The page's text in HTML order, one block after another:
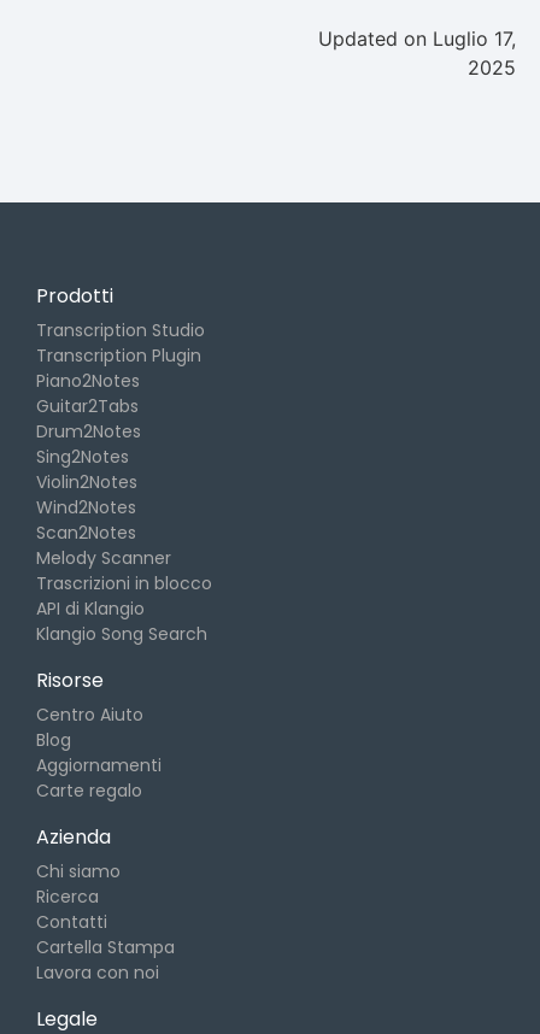
Updated on Luglio 17,
2025
Prodotti
Transcription Studio
Transcription Plugin
Piano2Notes
Guitar2Tabs
Drum2Notes
Sing2Notes
Violin2Notes
Wind2Notes
Scan2Notes
Melody Scanner
Trascrizioni in blocco
API di Klangio
Klangio Song Search
Risorse
Centro Aiuto
Blog
Aggiornamenti
Carte regalo
Azienda
Chi siamo
Ricerca
Contatti
Cartella Stampa
Lavora con noi
Legale